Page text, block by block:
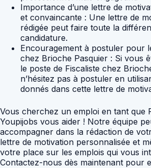
Importance d’une lettre de
et convaincante : Une lettre de
rédigée peut faire toute la
candidature.
Encouragement à postuler pour
chez Brioche Pasquier : Si vous
le poste de Fiscaliste chez
n’hésitez pas à postuler en
donnés dans cette lettre de
Vous cherchez un emploi en tant que
Youpijobs vous aider ! Notre équipe
accompagner dans la rédaction de
lettre de motivation personnalisée et
votre place sur les emplois qui vous
Contactez-nous dès maintenant pour